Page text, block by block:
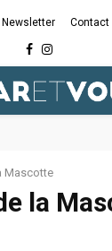
Newsletter Contact
Facebook
Instagram
Mascotte
la